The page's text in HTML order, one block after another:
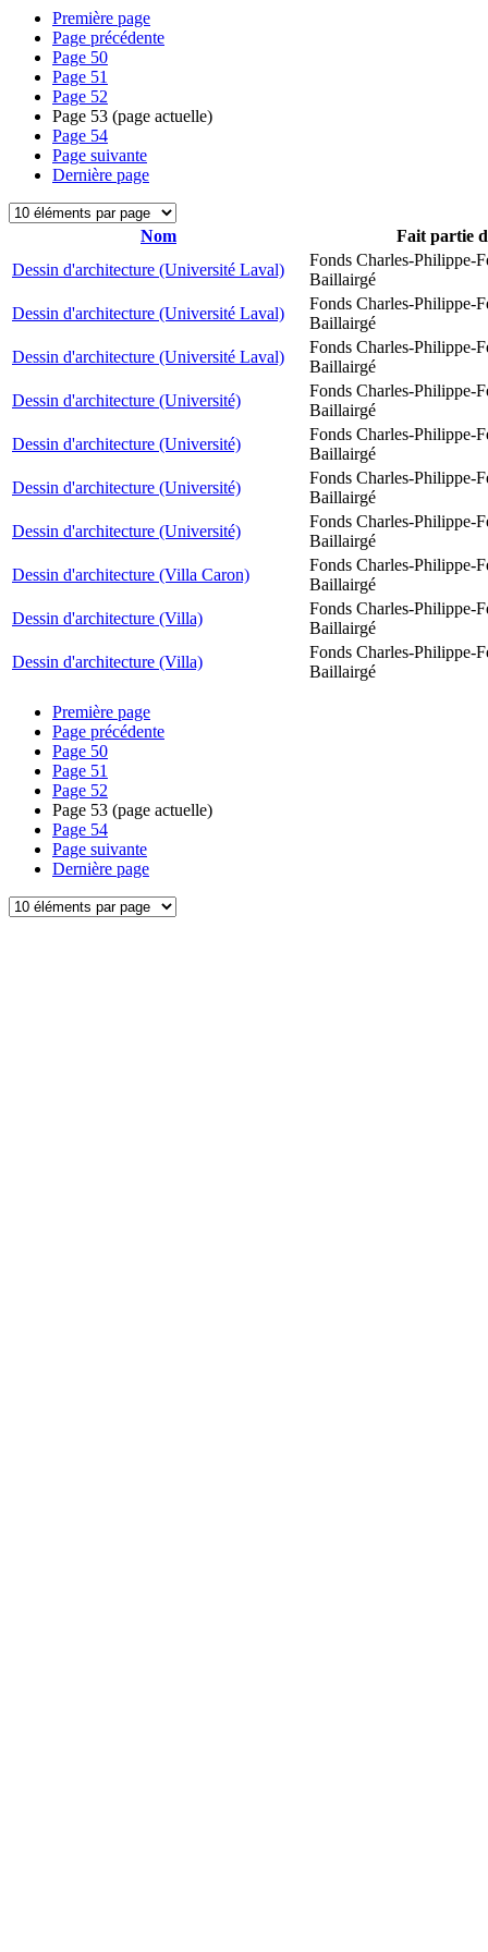
Première page
Page précédente
Page 50
Page 51
Page 52
Page 53 (page actuelle)
Page 54
Page suivante
Dernière page
Nom
Fait partie
Dessin d'architecture (Université Laval)
Fonds Charles-Philippe-
Baillairgé
Dessin d'architecture (Université Laval)
Fonds Charles-Philippe-
Baillairgé
Dessin d'architecture (Université Laval)
Fonds Charles-Philippe-
Baillairgé
Dessin d'architecture (Université)
Fonds Charles-Philippe-
Baillairgé
Dessin d'architecture (Université)
Fonds Charles-Philippe-
Baillairgé
Dessin d'architecture (Université)
Fonds Charles-Philippe-
Baillairgé
Dessin d'architecture (Université)
Fonds Charles-Philippe-
Baillairgé
Dessin d'architecture (Villa Caron)
Fonds Charles-Philippe-
Baillairgé
Dessin d'architecture (Villa)
Fonds Charles-Philippe-
Baillairgé
Dessin d'architecture (Villa)
Fonds Charles-Philippe-
Baillairgé
Première page
Page précédente
Page 50
Page 51
Page 52
Page 53 (page actuelle)
Page 54
Page suivante
Dernière page